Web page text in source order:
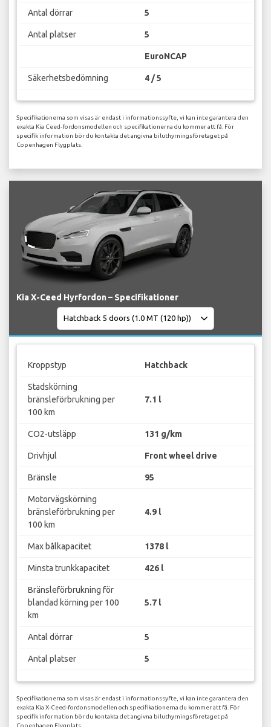
Antal dörrar 5
Antal platser 5
EuroNCAP
Säkerhetsbedömning 4 / 5
Specifikationerna som visas är endast i informationssyfte, vi kan inte garantera den
exakta Kia Ceed-fordonsmodellen och specifikationerna du kommer att få. För
specifik information bör du kontakta det angivna biluthyrningsföretaget på
Copenhagen Flygplats.
Kia X-Ceed Hyrfordon – Specifikationer
Kroppstyp Hatchback
Stadskörning
bränsleförbrukning per
100 km
7.1 l
CO2-utsläpp 131 g/km
Drivhjul Front wheel drive
Bränsle 95
Motorvägskörning
bränsleförbrukning per
100 km
4.9 l
Max bålkapacitet 1378 l
Minsta trunkkapacitet 426 l
Bränsleförbrukning för
blandad körning per 100
km
5.7 l
Antal dörrar 5
Antal platser 5
Specifikationerna som visas är endast i informationssyfte, vi kan inte garantera den
exakta Kia X-Ceed-fordonsmodellen och specifikationerna du kommer att få. För
specifik information bör du kontakta det angivna biluthyrningsföretaget på
Copenhagen Flygplats.